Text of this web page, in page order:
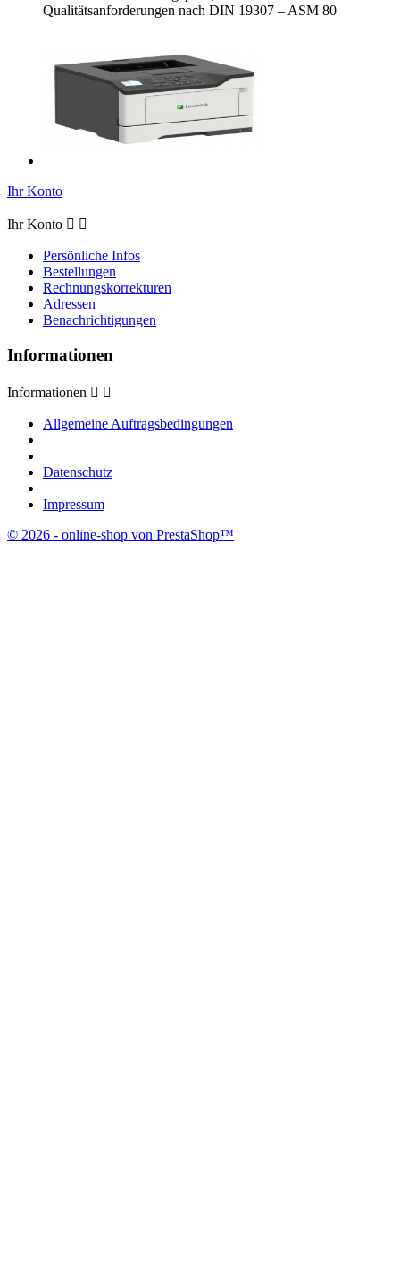
Qualitätsanforderungen nach DIN 19307 – ASM 80
Ihr Konto
Ihr Konto  
Persönliche Infos
Bestellungen
Rechnungskorrekturen
Adressen
Benachrichtigungen
Informationen
Informationen  
Allgemeine Auftragsbedingungen
Datenschutz
Impressum
© 2026 - online-shop von PrestaShop™